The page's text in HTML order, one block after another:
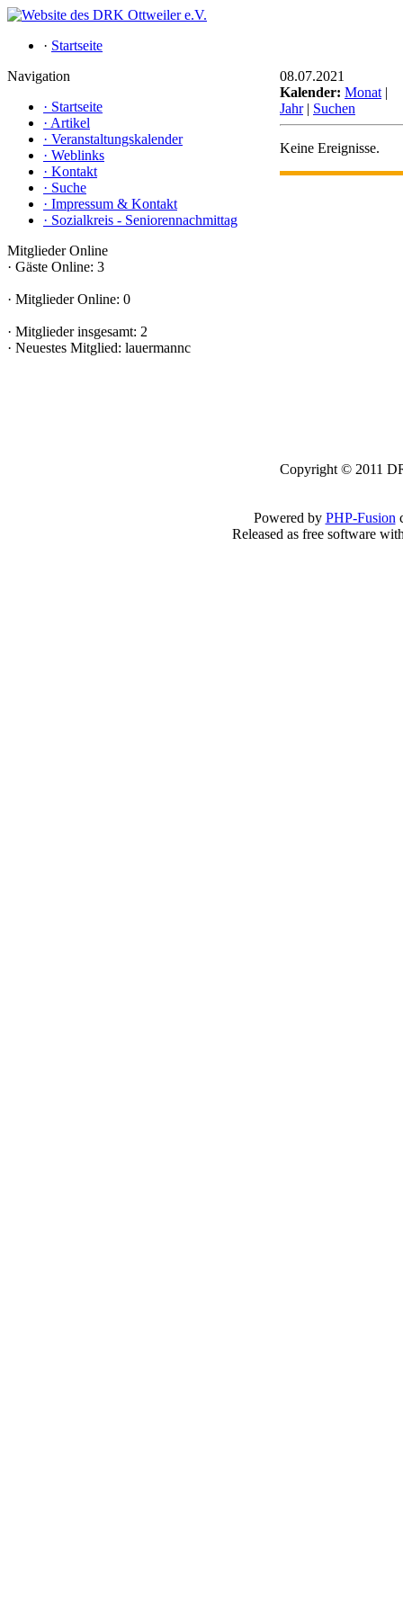
· Startseite
Navigation
· Startseite
· Artikel
· Veranstaltungskalender
· Weblinks
· Kontakt
· Suche
· Impressum & Kontakt
· Sozialkreis - Seniorennachmittag
Mitglieder Online
· Gäste Online: 3
· Mitglieder Online: 0
· Mitglieder insgesamt: 2
· Neuestes Mitglied: lauermannc
08.07.2021
Kalender: Monat |
Jahr| Suchen
Keine Ereignisse.
Copyright © 2011
Powered by PHP-Fusion
Released as free software